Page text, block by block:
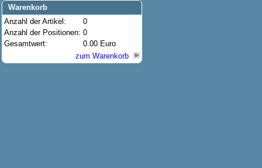
Warenkorb
Anzahl der Artikel:
0
Anzahl der Positionen: 0
Gesamtwert:
0.00 Euro
zum Warenkorb